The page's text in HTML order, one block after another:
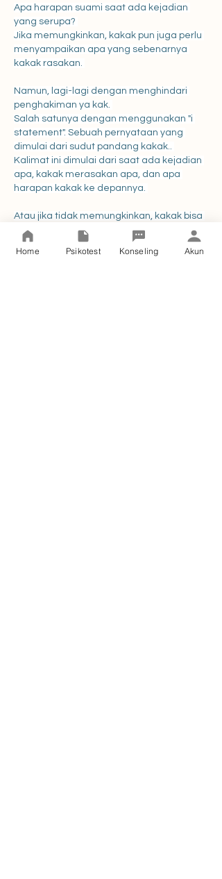
Apa harapan suami saat ada kejadian
yang serupa?
Jika memungkinkan, kakak pun juga perlu
menyampaikan apa yang sebenarnya
kakak rasakan.
Namun, lagi-lagi dengan menghindari
penghakiman ya kak.
Salah satunya dengan menggunakan "i
statement". Sebuah pernyataan yang
dimulai dari sudut pandang kakak..
Kalimat ini dimulai dari saat ada kejadian
apa, kakak merasakan apa, dan apa
harapan kakak ke depannya.
Atau jika tidak memungkinkan, kakak bisa
mencoba untuk mengamati perilaku
suami Saat seperti apa biasanya suami
memukul dan berkata kasar Saat seperti
Home Psikotest Konseling Akun